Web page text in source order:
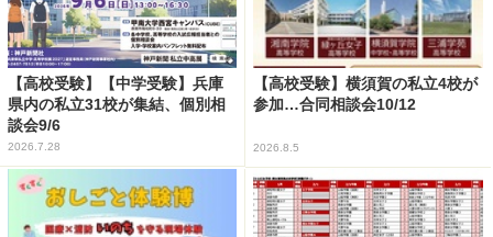
【高校受験】【中学受験】兵庫
県内の私立31校が集結、個別相
談会9/6
2026.7.28
【高校受験】横須賀の私立4校が
参加…合同相談会10/12
2026.8.5